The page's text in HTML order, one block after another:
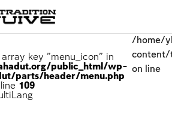
key "menu_icon" in
public_html/wp-
parts/header/menu.php
109
/home/
content/
on line